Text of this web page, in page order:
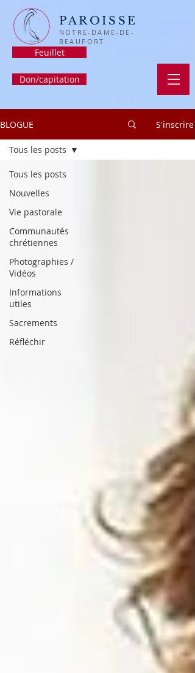
PAROISSE
NOTRE-DAME-DE-
BEAUPORT
Feuillet
Don/capitation
BLOGUE S'inscrire
Tous les posts
Nouvelles
Vie pastorale
Communautés
chrétiennes
Photographies /
Vidéos
Informations
utiles
Sacrements
Réfléchir
Tous les posts